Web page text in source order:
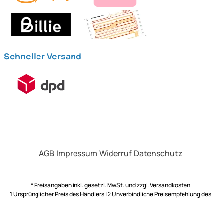
Schneller Versand
AGB Impressum Widerruf Datenschutz
* Preisangaben inkl. gesetzl. MwSt. und zzgl.Versandkosten
1 Ursprünglicher Preis des Händlers | 2 Unverbindliche Preisempfehlung des